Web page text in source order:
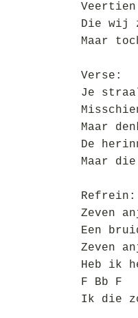
Veertien
Die wij
Maar
Verse:
Je
Maar
De
Maar
Refrein:
Zeven
Een
Zeven
Heb ik
F Bb F
Ik die